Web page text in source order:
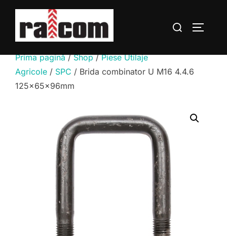
conținut
Caută
Prima pagină/Shop/Piese Utilaje
Agricole / SPC / Brida combinator U M16 4.4.6
125x65x96mm